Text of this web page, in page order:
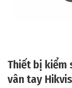
Thiết bị kiểm
vân tay